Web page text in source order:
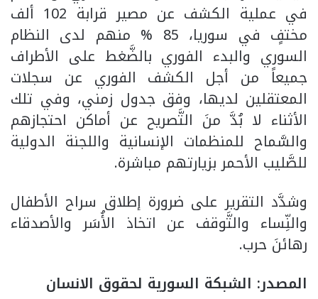
في عملية الكشف عن مصير قرابة 102 ألف
مختفٍ في سوريا، 85 % منهم لدى النظام
السوري والبدء الفوري بالضَّغط على الأطراف
جميعاً من أجل الكشف الفوري عن سجلات
المعتقلين لديها، وفق جدول زمني، وفي تلك
الأثناء لا بُدَّ منَ التَّصريح عن أماكن احتجازهم
والسَّماح للمنظمات الإنسانية واللجنة الدولية
للصَّليب الأحمر بزيارتهم مباشرة.
وشدَّد التقرير على ضرورة إطلاق سراح الأطفال
والنِّساء والتَّوقف عن اتخاذ الأُسَر والأصدقاء
رهائنَ حرب.
المصدر: الشبكة السورية لحقوق الانسان